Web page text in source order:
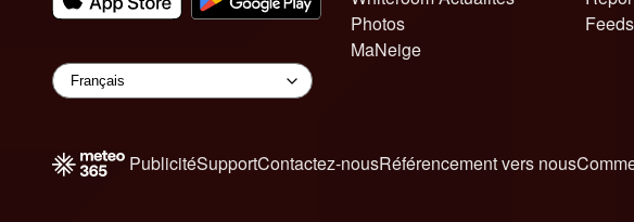
Photos
MaNeige
PublicitéSupportContactez-nousRéférencement vers nous